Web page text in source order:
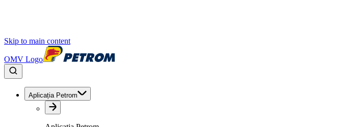
Skip to main content
OMV Logo
Aplicația Petrom